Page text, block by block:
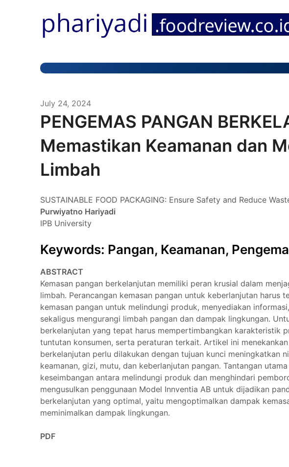
July 24, 2024
PENGEMAS PANGAN
Memastikan Keamanan dan
Limbah
SUSTAINABLE FOOD PACKAGING: Ensure Safety and Reduce
Purwiyatno Hariyadi
IPB University
Keywords: Pangan, Keamanan,
ABSTRACT
Kemasan pangan berkelanjutan memiliki peran krusial dalam
limbah. Perancangan kemasan pangan untuk keberlanjutan harus
kemasan pangan untuk melindungi produk, menyediakan
sekaligus mengurangi limbah pangan dan dampak lingkungan.
berkelanjutan yang tepat harus mempertimbangkan karakteristik
tuntutan konsumen, serta peraturan terkait. Artikel ini
berkelanjutan perlu dilakukan dengan tujuan kunci meningkatkan
keamanan, gizi, mutu, dan keberlanjutan pangan. Tantangan
keseimbangan antara melindungi produk dan menghindari
mengusulkan penggunaan Model Innventia AB untuk dijadikan
berkelanjutan yang optimal, yaitu mengoptimalkan dampak
meminimalkan dampak lingkungan.
PDF